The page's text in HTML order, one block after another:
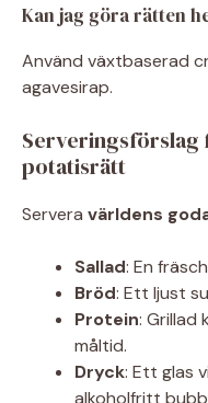
Kan jag göra rätten
Använd växtbaserad
agavesirap.
Serveringsförslag
potatisrätt
Servera världens
Sallad: En
Bröd: Ett ljust
Protein: Grillad
måltid.
Dryck: Ett glas
alkoholfritt